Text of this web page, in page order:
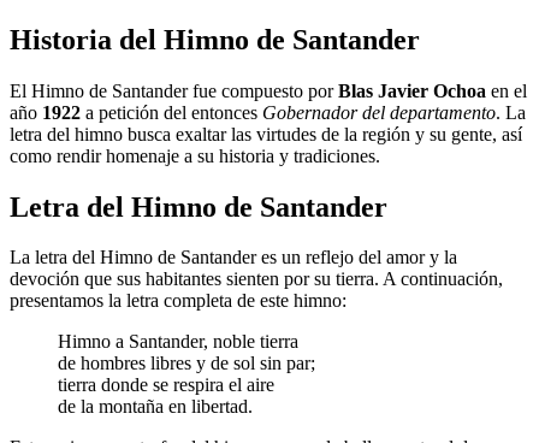
Historia del Himno de Santander
El Himno de Santander fue compuesto porBlas Javier Ochoa en el
año 1922 a petición del entonces Gobernador del departamento. La
letra del himno busca exaltar las virtudes de la región y su gente, así
como rendir homenaje a su historia y tradiciones.
Letra del Himno de Santander
La letra del Himno de Santander es un reflejo del amor y la
devoción que sus habitantes sienten por su tierra. A continuación,
presentamos la letra completa de este himno:
Himno a Santander, noble tierra
de hombres libres y de sol sin par;
tierra donde se respira el aire
de la montaña en libertad.